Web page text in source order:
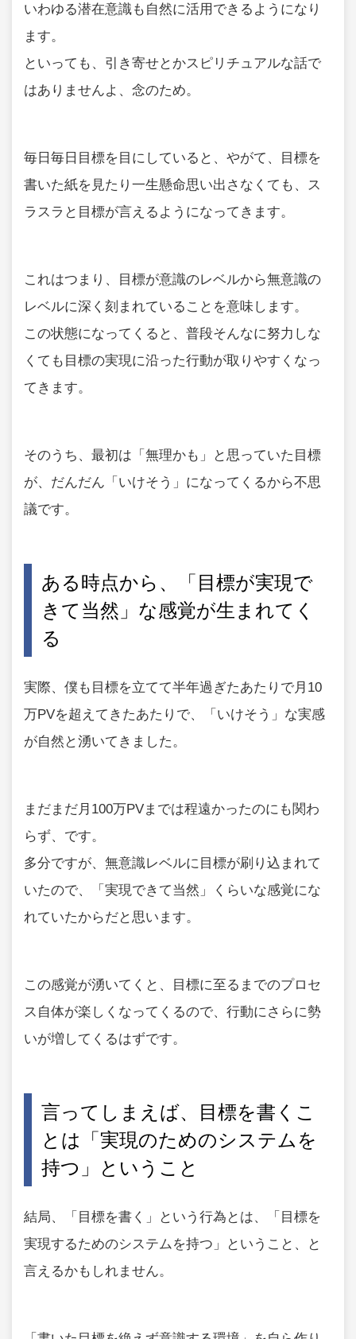
いわゆる潜在意識も自然に活用できるようになり
ます。
といっても、引き寄せとかスピリチュアルな話で
はありませんよ、念のため。
毎日毎日目標を目にしていると、やがて、目標を
書いた紙を見たり一生懸命思い出さなくても、ス
ラスラと目標が言えるようになってきます。
これはつまり、目標が意識のレベルから無意識の
レベルに深く刻まれていることを意味します。
この状態になってくると、普段そんなに努力しな
くても目標の実現に沿った行動が取りやすくなっ
てきます。
そのうち、最初は「無理かも」と思っていた目標
が、だんだん「いけそう」になってくるから不思
議です。
ある時点から、「目標が実現で
きて当然」な感覚が生まれてく
る
実際、僕も目標を立てて半年過ぎたあたりで月10
万PVを超えてきたあたりで、「いけそう」な実感
が自然と湧いてきました。
まだまだ月100万PVまでは程遠かったのにも関わ
らず、です。
多分ですが、無意識レベルに目標が刷り込まれて
いたので、「実現できて当然」くらいな感覚にな
れていたからだと思います。
この感覚が湧いてくと、目標に至るまでのプロセ
ス自体が楽しくなってくるので、行動にさらに勢
いが増してくるはずです。
言ってしまえば、目標を書くこ
とは「実現のためのシステムを
持つ」ということ
結局、「目標を書く」という行為とは、「目標を
実現するためのシステムを持つ」ということ、と
言えるかもしれません。